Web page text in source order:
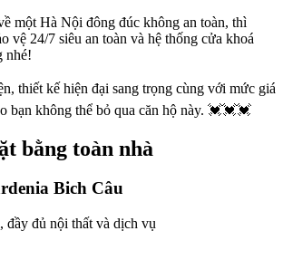
một Hà Nội đông đúc không an toàn, thì
vệ 24/7 siêu an toàn và hệ thống cửa khoá
nhé!
thiết kế hiện đại sang trọng cùng với mức giá
bạn không thể bỏ qua căn hộ này. 💓💓💓
bằng toàn nhà
Bich Câu
đầy đủ nội thất và dịch vụ